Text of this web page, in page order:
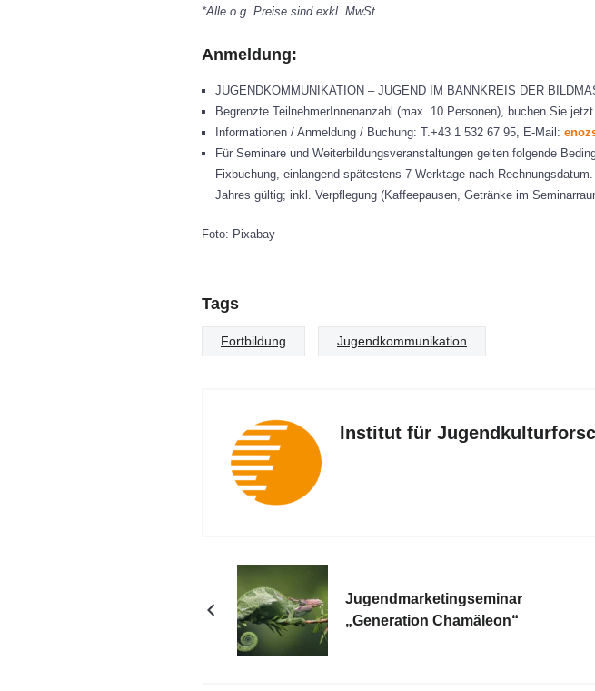
*Alle o.g. Preise sind exkl. MwSt.
Anmeldung:
JUGENDKOMMUNIKATION – JUGEND IM BANNKREIS DER
Begrenzte TeilnehmerInnenanzahl (max. 10 Personen), buchen Sie
Informationen / Anmeldung / Buchung: T.+43 1 532 67 95, E-Mail:
Für Seminare und Weiterbildungsveranstaltungen gelten folgende
Fixbuchung, einlangend spätestens 7 Werktage nach
Jahres gültig; inkl. Verpflegung (Kaffeepausen, Getränke im
Foto: Pixabay
Tags
Fortbildung Jugendkommunikation
Institut für
Jugendmarketingseminar
„Generation Chamäleon“